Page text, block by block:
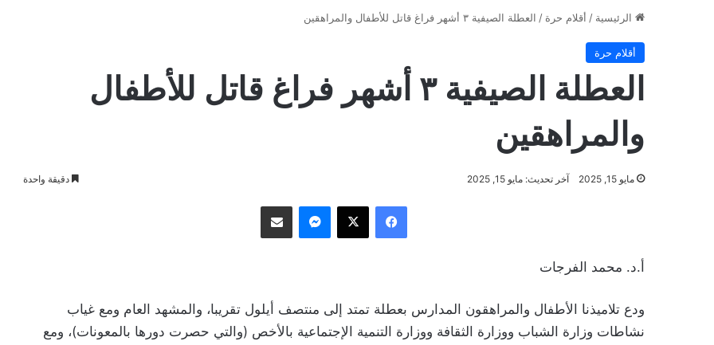
الرئيسية / أقلام حرة / العطلة الصيفية ٣ أشهر فراغ قاتل للأطفال والمراهقين
أقلام حرة
العطلة الصيفية ٣ أشهر فراغ قاتل للأطفال
والمراهقين
مايو 15, 2025 آخر تحديث: مايو 15, 2025 دقيقة واحدة
فيسبوك ‫X ماسنجر مشاركة عبر البريد
أ.د. محمد الفرجات
ودع تلاميذنا الأطفال والمراهقون المدارس بعطلة تمتد إلى منتصف أيلول تقريبا، والمشهد العام ومع غياب
نشاطات وزارة الشباب ووزارة الثقافة ووزارة التنمية الإجتماعية بالأخص (والتي حصرت دورها بالمعونات)، ومع